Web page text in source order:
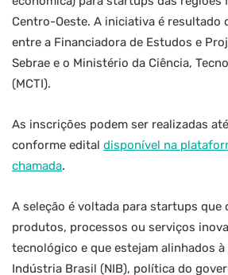
Centro-Oeste. A iniciativa é resultado
entre a Financiadora de Estudos e
Sebrae e o Ministério da Ciência,
(MCTI).
As inscrições podem ser realizadas
conforme edital disponível na
chamada.
A seleção é voltada para startups que
produtos, processos ou serviços
tecnológico e que estejam alinhados
Indústria Brasil (NIB), política do